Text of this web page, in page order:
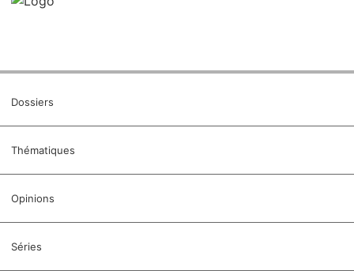
Dossiers
Thématiques
Opinions
Séries